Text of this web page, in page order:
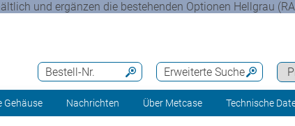
und ergänzen die bestehenden Optionen Hellgrau
Erweiterte Suche
Bestell-Nr.
Gehäuse Nachrichten Über Metcase Technische